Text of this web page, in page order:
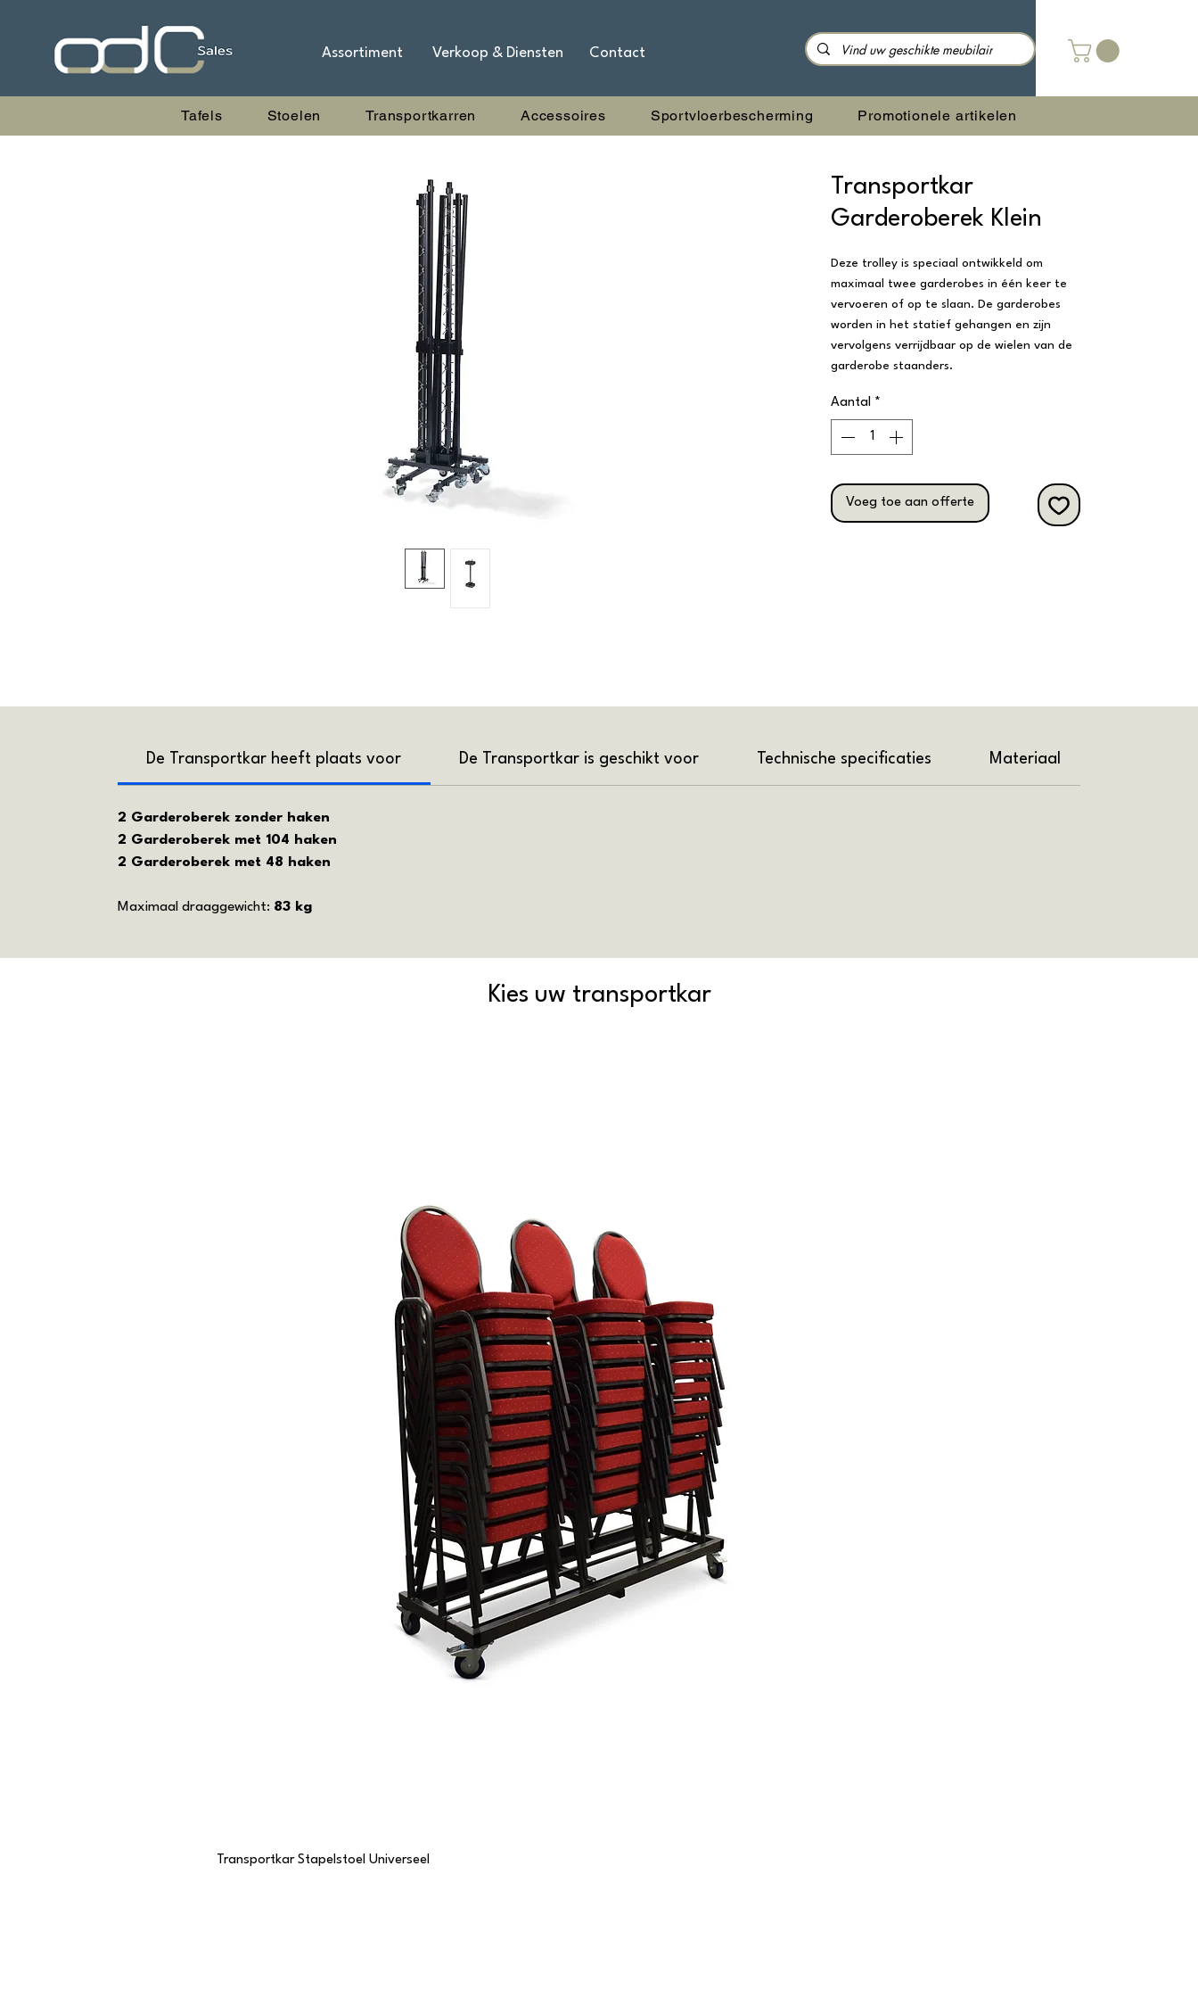
Tafels Stoelen Transportkarren Accessoires Sportvloerbescherming Promotionele artikelen
Assortiment Verkoop & Diensten Contact
Transportkar
Garderoberek Klein
Deze trolley is speciaal ontwikkeld om
maximaal twee garderobes in één keer te
vervoeren of op te slaan. De garderobes
worden in het statief gehangen en zijn
vervolgens verrijdbaar op de wielen van de
garderobe staanders.
Aantal *
Voeg toe aan offerte
De Transportkar heeft plaats voor De Transportkar is geschikt voor Technische specificaties Materiaal
2 Garderoberek zonder haken
2 Garderoberek met 104 haken
2 Garderoberek met 48 haken
Maximaal draaggewicht: 83 kg
Kies uw transportkar
Transportkar Stapelstoel Universeel